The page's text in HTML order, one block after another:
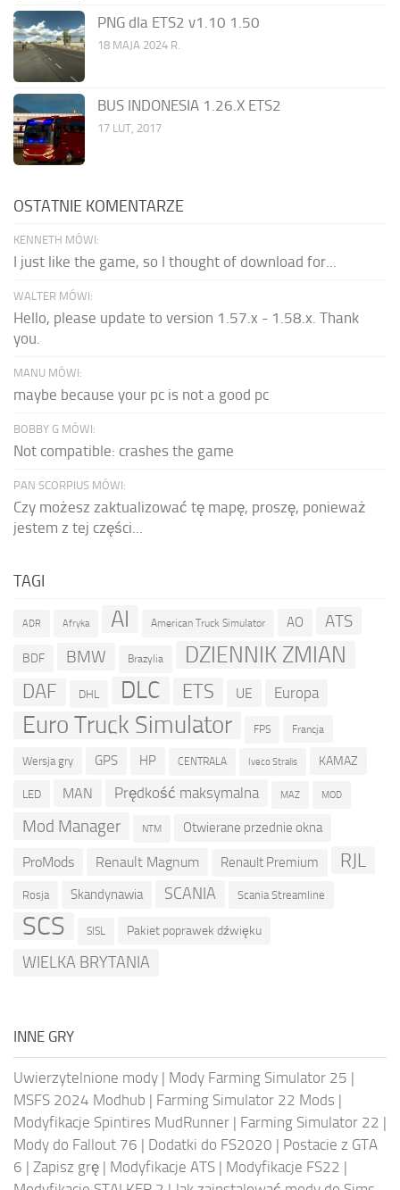
PNG dla ETS2 v1.10 1.50
18 MAJA 2024 R.
BUS INDONESIA 1.26.X ETS2
17 LUT, 2017
OSTATNIE KOMENTARZE
KENNETH MÓWI:
I just like the game, so I thought of download for...
WALTER MÓWI:
Hello, please update to version 1.57.x - 1.58.x. Thank
you.
MANU MÓWI:
maybe because your pc is not a good pc
BOBBY G MÓWI:
Not compatible: crashes the game
PAN SCORPIUS MÓWI:
Czy możesz zaktualizować tę mapę, proszę, ponieważ
jestem z tej części...
TAGI
ADR Afryka AI American Truck Simulator AO ATS
BDF BMW Brazylia DZIENNIK ZMIAN
DAF DHL DLC ETS UE Europa
Euro Truck Simulator FPS Francja
Wersja gry GPS HP CENTRALA Iveco Stralis KAMAZ
LED MAN Prędkość maksymalna MAZ MOD
Mod Manager NTM Otwierane przednie okna
ProMods Renault Magnum Renault Premium RJL
Rosja Skandynawia SCANIA Scania Streamline
SCS SISL Pakiet poprawek dźwięku
WIELKA BRYTANIA
INNE GRY
Uwierzytelnione mody | Mody Farming Simulator 25 |
MSFS 2024 Modhub | Farming Simulator 22 Mods |
Modyfikacje Spintires MudRunner | Farming Simulator 22 |
Mody do Fallout 76 | Dodatki do FS2020 | Postacie z GTA
6 | Zapisz grę | Modyfikacje ATS | Modyfikacje FS22 |